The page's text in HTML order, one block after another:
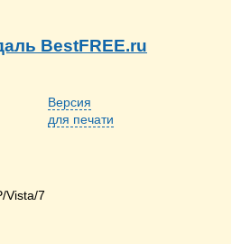
Версия
для печати
Vista/7